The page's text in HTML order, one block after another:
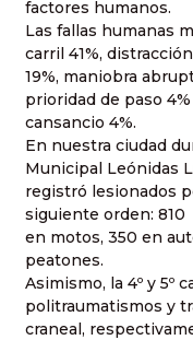
factores humanos.
Las fallas humanas
carril 41%, distracción
19%, maniobra
prioridad de paso
cansancio 4%.
En nuestra ciudad
Municipal Leónidas
registró lesionados
siguiente orden: 810
en motos, 350 en
peatones.
Asimismo, la 4º y 5º
politraumatismos y
craneal,